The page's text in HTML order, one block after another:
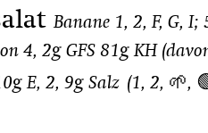
Banane 1, 2, F, G, I;
4, 2g GFS 81g KH
E, 2, 9g Salz (1, 2, 🌱,